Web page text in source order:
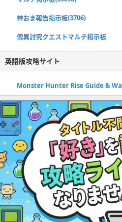
神おま報告掲示板(3706)
傀異討究クエストマルチ掲示板
英語版攻略サイト
Monster Hunter Rise Guide &